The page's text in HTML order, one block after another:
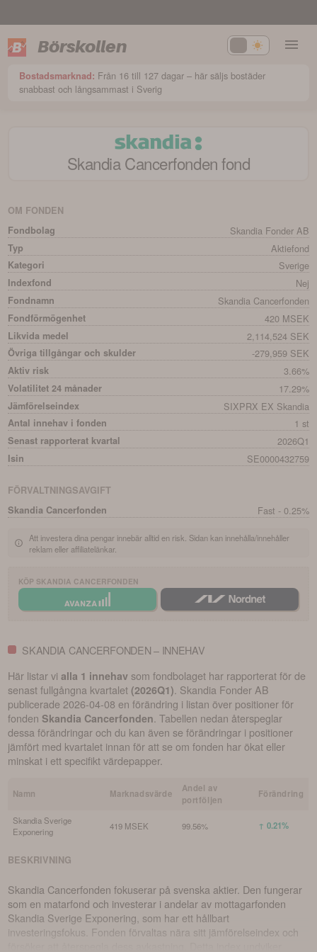
Börskollen
Bostadsmarknad: Från 16 till 127 dagar – här säljs bostäder
snabbast och långsammast i Sverig
Skandia Cancerfondenfond
OM FONDEN
Fondbolag
Skandia Fonder AB
Typ Aktiefond
Kategori Sverige
Indexfond Nej
Fondnamn Skandia Cancerfonden
Fondförmögenhet 420 MSEK
Likvida medel 2,114,524 SEK
Övriga tillgångar och skulder -279,959 SEK
Aktiv risk 3.66%
Volatilitet 24 månader 17.29%
Jämförelseindex SIXPRX EX Skandia
Antal innehav i fonden 1 st
Senast rapporterat kvartal 2026Q1
Isin SE0000432759
FÖRVALTNINGSAVGIFT
Skandia Cancerfonden
Fast - 0.25%
Att investera dina pengar innebär alltid en risk. Sidan kan innehålla/innehåller
reklam eller affiliatelänkar.
KÖP SKANDIA CANCERFONDEN
SKANDIA CANCERFONDEN – INNEHAV
Här listar vialla 1 innehav som fondbolaget har rapporterat för de
senast fullgångna kvartalet (2026Q1) Skandia Fonder AB
publicerade 2026-04-08 en förändring i listan över positioner för
fonden Skandia Cancerfonden . Tabellen nedan återspeglar
dessa förändringar och du kan även se förändringar i positioner
jämfört med kvartalet innan för att se om fonden har ökat eller
minskat i ett specifikt värdepapper.
Namn Marknadsvärde
Andel av
portföljen
Förändring
Skandia Sverige
Exponering
419 MSEK 99.56% ↑ 0.21%
BESKRIVNING
Skandia Cancerfonden fokuserar på svenska aktier. Den fungerar
som en matarfond och investerar i andelar av mottagarfonden
Skandia Sverige Exponering, som har ett hållbart
investeringsfokus. Fonden förvaltas nära sitt jämförelseindex och